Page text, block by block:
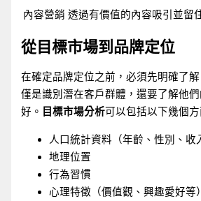
內容營銷 透過有價值的內容吸引並留
從目標市場到品牌定位
在確定品牌定位之前，必須先明確了
僅是識別潛在客戶群體，還要了解他
好。 目標市場分析可以包括以下幾個方
人口統計資料（年齡、性別、收
地理位置
行為習慣
心理特徵（價值觀、興趣愛好等）